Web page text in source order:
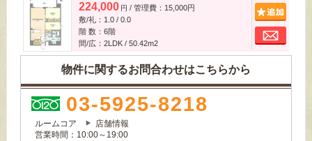
224,000 円 / 管理費：15,000円
敷/礼：1.0 / 0.0
階 数：6階
間/広：2LDK / 50.42m2
物件に関するお問合わせはこちらから
03-5925-8218
ルームコア
店舗情報
営業時間：10:00～19:00